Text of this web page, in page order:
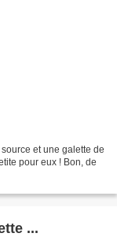
et une galette de
pour eux ! Bon, de
...